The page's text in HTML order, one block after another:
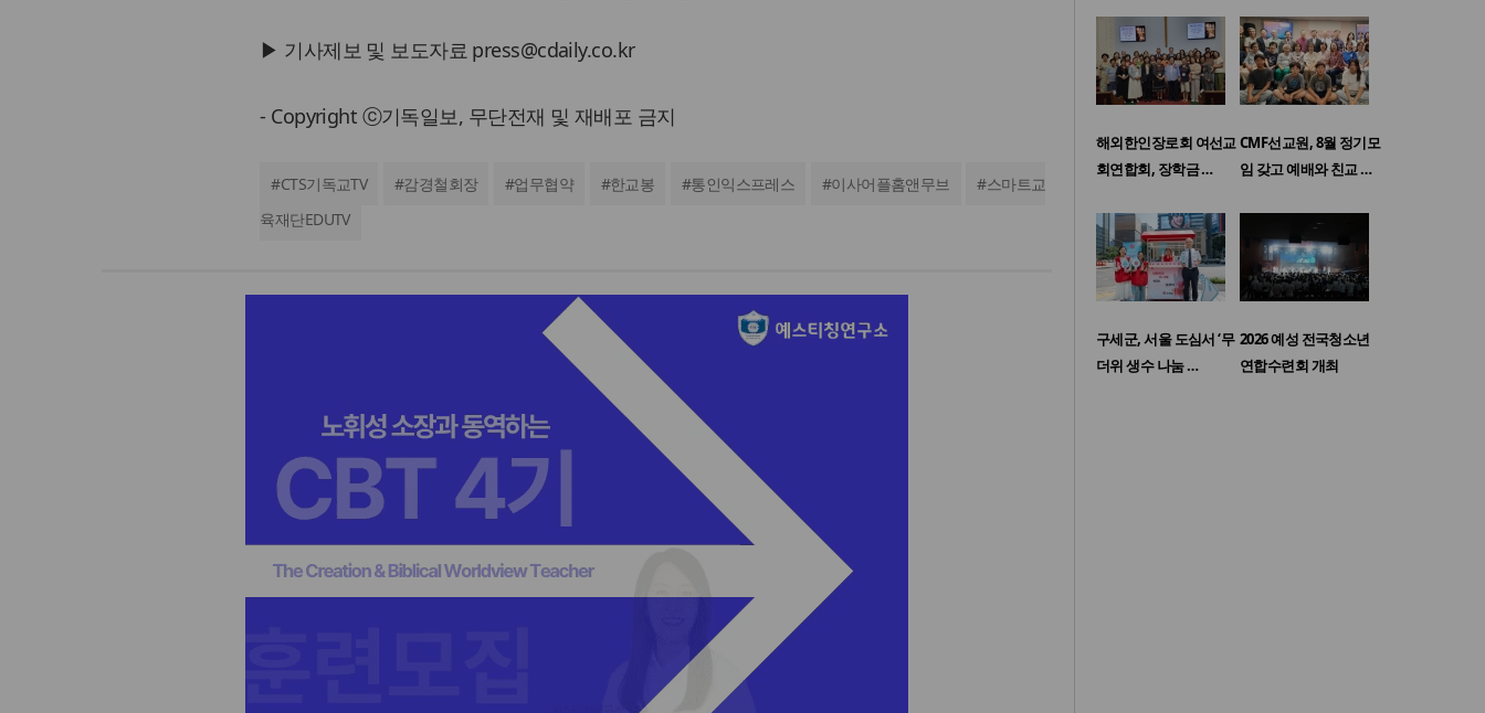
▶ 기사제보 및 보도자료 press@cdaily.co.kr
- Copyright ⓒ기독일보, 무단전재 및 재배포 금지
#CTS기독교TV #감경철회장 #업무협약 #한교봉 #통인익스프레스 #이사어플홈앤무브 #스마트교
육재단EDUTV
해외한인장로회 여선교
회연합회, 장학금 …
CMF선교원, 8월 정기모
임 갖고 예배와 친교 …
구세군, 서울 도심서 ‘무
더위 생수 나눔 …
2026 예성 전국청소년
연합수련회 개최